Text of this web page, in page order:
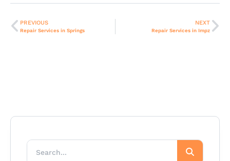
PREVIOUS
Repair Services in Springs
NEXT
Repair Services in Impz